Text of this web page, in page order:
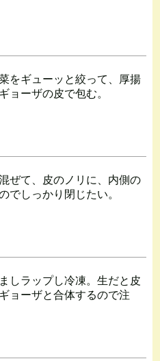
をギューッと絞って、厚揚
ョーザの皮で包む。
ぜて、皮のノリに、内側の
でしっかり閉じたい。
しラップし冷凍。生だと皮
ョーザと合体するので注